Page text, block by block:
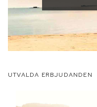
UTVALDA ERBJUDANDEN